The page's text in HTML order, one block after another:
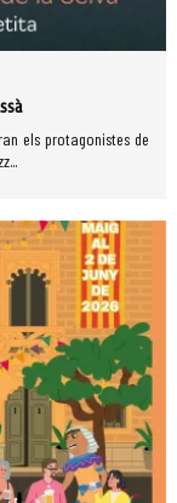
els protagonistes de